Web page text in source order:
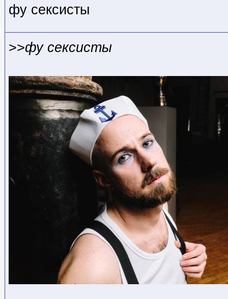
фу сексисты
>>фу сексисты